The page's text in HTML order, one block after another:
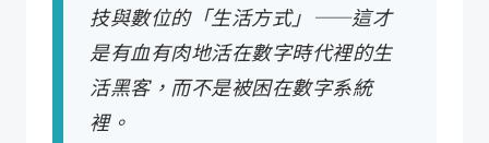
技與數位的「生活方式」——這才
是有血有肉地活在數字時代裡的生
活黑客，而不是被困在數字系統
裡。